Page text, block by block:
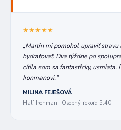
★★★★★
„Martin mi pomohol upraviť
hydratovať. Dva týždne po
cítila som sa fantasticky, usmiata.
Ironmanovi."
MILINA FEJEŠOVÁ
Half Ironman · Osobný rekord 5:40